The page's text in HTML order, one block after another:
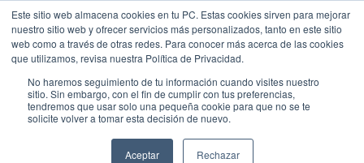
Este sitio web almacena cookies en tu PC. Estas cookies sirven para mejorar
nuestro sitio web y ofrecer servicios más personalizados, tanto en este sitio
web como a través de otras redes. Para conocer más acerca de las cookies
que utilizamos, revisa nuestra Política de Privacidad.
No haremos seguimiento de tu información cuando visites nuestro
sitio. Sin embargo, con el fin de cumplir con tus preferencias,
tendremos que usar solo una pequeña cookie para que no se te
solicite volver a tomar esta decisión de nuevo.
Aceptar Rechazar
PARTES Y ACCESORIOS DE
ESCÁNERES E IMPRESORAS